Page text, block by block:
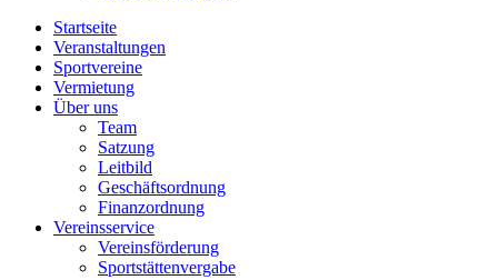
Startseite
Veranstaltungen
Sportvereine
Vermietung
Über uns
Team
Satzung
Leitbild
Geschäftsordnung
Finanzordnung
Vereinsservice
Vereinsförderung
Sportstättenvergabe